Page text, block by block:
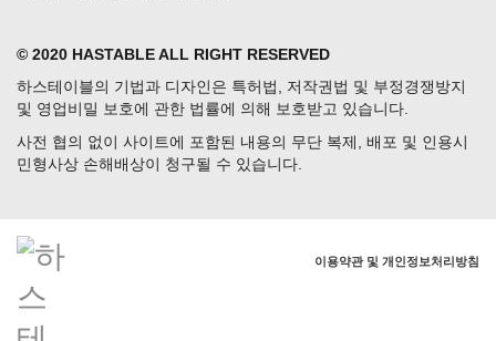
© 2020 HASTABLE ALL RIGHT RESERVED
하스테이블의 기법과 디자인은 특허법, 저작권법 및 부정경쟁방지
및 영업비밀 보호에 관한 법률에 의해 보호받고 있습니다.
사전 협의 없이 사이트에 포함된 내용의 무단 복제, 배포 및 인용시
민형사상 손해배상이 청구될 수 있습니다.
이용약관 및 개인정보처리방침